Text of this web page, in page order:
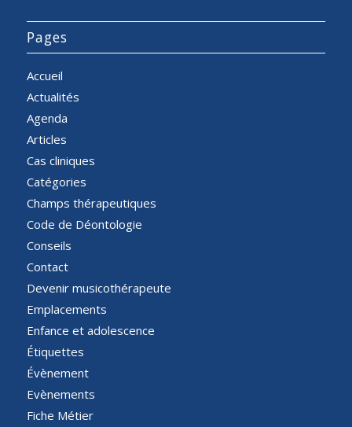
Pages
Accueil
Actualités
Agenda
Articles
Cas cliniques
Catégories
Champs thérapeutiques
Code de Déontologie
Conseils
Contact
Devenir musicothérapeute
Emplacements
Enfance et adolescence
Étiquettes
Évènement
Evènements
Fiche Métier